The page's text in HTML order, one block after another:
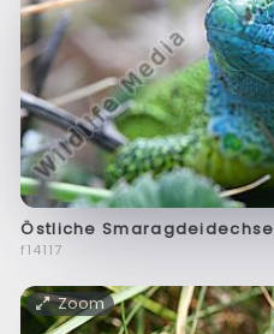
Östliche Smaragdeidechse
f14117
Zoom